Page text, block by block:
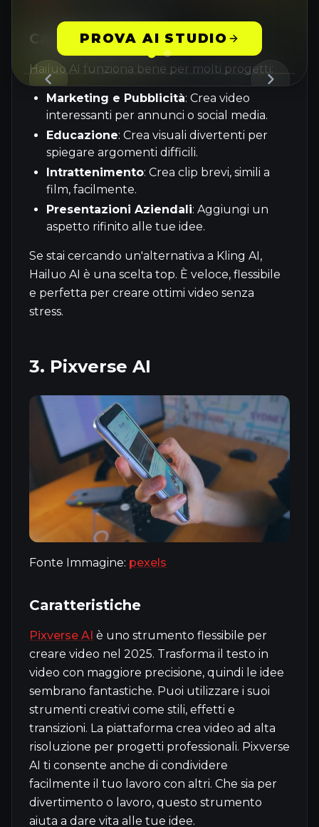
Casi d'Uso Ideali
Hailuo AI funziona bene per molti progetti:
Marketing e Pubblicità: Crea video
interessanti per annunci o social media.
Educazione: Crea visuali divertenti per
spiegare argomenti difficili.
Intrattenimento: Crea clip brevi, simili a
film, facilmente.
Presentazioni Aziendali: Aggiungi un
aspetto rifinito alle tue idee.
Se stai cercando un'alternativa a Kling AI,
Hailuo AI è una scelta top. È veloce, flessibile
e perfetta per creare ottimi video senza
stress.
3. Pixverse AI
Fonte Immagine: pexels
Caratteristiche
Pixverse AI è uno strumento flessibile per
creare video nel 2025. Trasforma il testo in
video con maggiore precisione, quindi le idee
sembrano fantastiche. Puoi utilizzare i suoi
strumenti creativi come stili, effetti e
transizioni. La piattaforma crea video ad alta
risoluzione per progetti professionali. Pixverse
AI ti consente anche di condividere
facilmente il tuo lavoro con altri. Che sia per
divertimento o lavoro, questo strumento
aiuta a dare vita alle tue idee.
PROVA AI STUDIO